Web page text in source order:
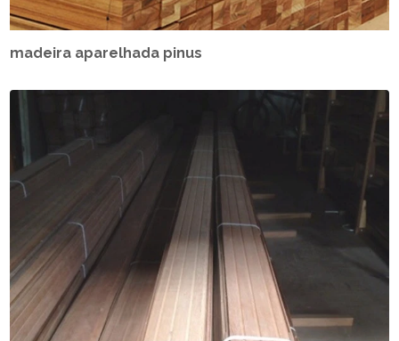
madeira aparelhada pinus